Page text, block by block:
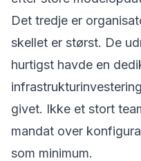
Det tredje er
skellet er størst. De
hurtigst havde en
givet. Ikke et stort
mandat over
som minimum.